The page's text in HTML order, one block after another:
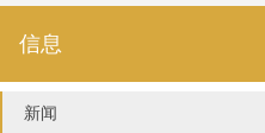
信息
新闻